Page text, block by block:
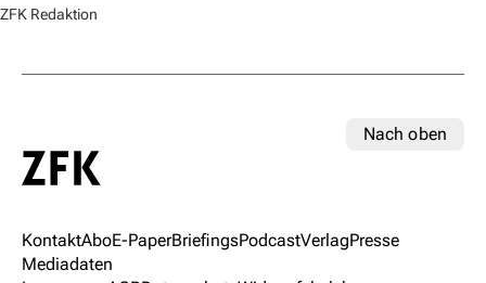
ZFK Redaktion
Nach oben
KontaktAboE-PaperBriefingsPodcastVerlagPresse
Mediadaten